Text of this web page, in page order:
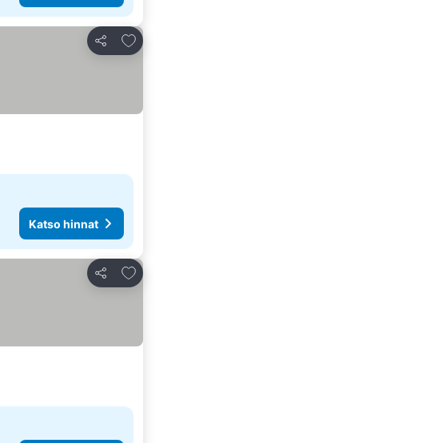
Jaa
Lisää suosikkeihin
Katso hinnat
Jaa
Lisää suosikkeihin